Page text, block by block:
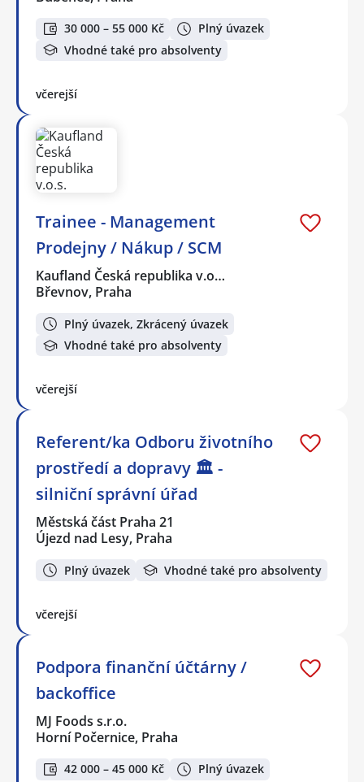
30 000 – 55 000 Kč
Plný úvazek
Vhodné také pro absolventy
včerejší
Trainee - Management
Prodejny / Nákup / SCM
Kaufland Česká republika v.o…
Břevnov, Praha
Plný úvazek, Zkrácený úvazek
Vhodné také pro absolventy
včerejší
Referent/ka Odboru životního
prostředí a dopravy 🏛️ -
silniční správní úřad
Městská část Praha 21
Újezd nad Lesy, Praha
Plný úvazek Vhodné také pro absolventy
včerejší
Podpora finanční účtárny /
backoffice
MJ Foods s.r.o.
Horní Počernice, Praha
42 000 – 45 000 Kč Plný úvazek